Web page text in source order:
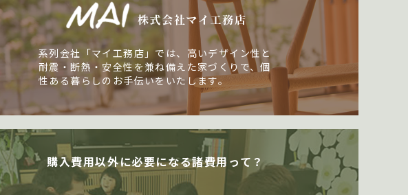
系列会社「マイ工務店」では、高いデザイン性と
耐震・断熱・安全性を兼ね備えた家づくりで、個
性ある暮らしのお手伝いをいたします。
購入費用以外に必要になる諸費用って？